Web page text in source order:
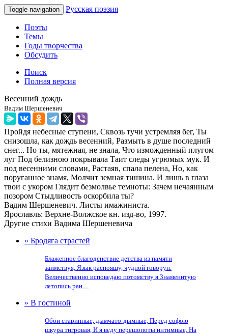
Toggle navigation Русская поэзия
Поэты
Темы
Годы творчества
Обсудить
Поиск
Полная версия
Весенний дождь
Вадим Шершеневич
Пройдя небесные ступени, Сквозь тучи устремляя бег, Ты
снизошла, как дождь весенний, Размыть в душе последний
снег... Но ты, мятежная, не знала, Что изможденный плугом
луг Под белизною покрывала Таит следы угрюмых мук. И
под весенними словами, Растаяв, спала пелена, Но, как
поруганное знамя, Молчит земная тишина. И лишь в глаза
твои с укором Глядит безмолвье темноты: Зачем нечаянным
позором Стыдливость оскорбила ты?
Вадим Шершеневич. Листы имажиниста.
Ярославль: Верхне-Волжское кн. изд-во, 1997.
Другие стихи Вадима Шершеневича
» Бродяга страстей
Блаженное благоденствие детства из памяти
заимствуя, Язык распояшу, чудной говорун.
Величественно исповедаю потомству я Знаменитую
летопись ран....
» В гостиной
Обои старинные, дымчато-дымные, Перед софою
шкура тигровая, И я веду перешопоты интимные, На